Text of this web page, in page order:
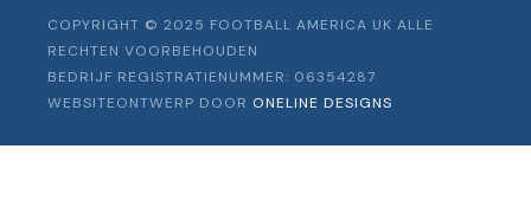
COPYRIGHT © 2025 FOOTBALL AMERICA UK ALLE
RECHTEN VOORBEHOUDEN
BEDRIJF REGISTRATIENUMMER: 06354287
WEBSITEONTWERP DOOR ONELINE DESIGNS